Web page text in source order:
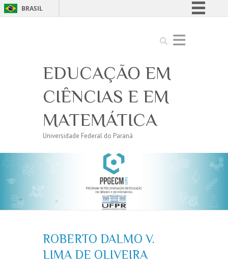
BRASIL
Comunica BR
Acesso à informação
Legislação
Canais
Search
EDUCAÇÃO EM
CIÊNCIAS E EM
MATEMÁTICA
Universidade Federal do Paraná
ROBERTO DALMO V.
LIMA DE OLIVEIRA